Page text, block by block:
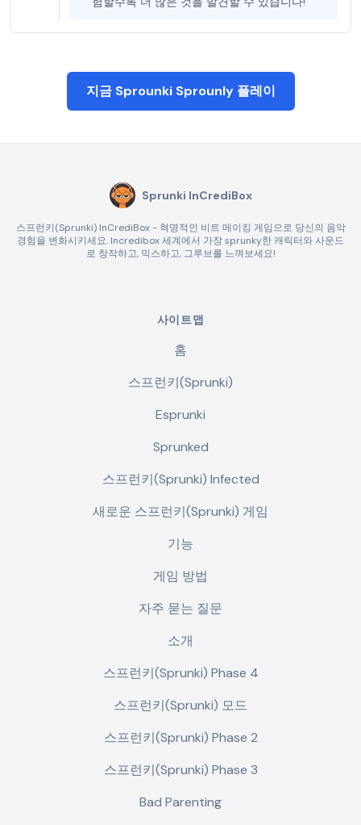
지금 Sprounki Sprounly 플레이
Sprunki InCrediBox
스프런키(Sprunki) InCrediBox - 혁명적인 비트 메이킹 게임으로 당신의 음악
경험을 변화시키세요. Incredibox 세계에서 가장 sprunky한 캐릭터와 사운드
로 창작하고, 믹스하고, 그루브를 느껴보세요!
사이트맵
홈
스프런키(Sprunki)
Esprunki
Sprunked
스프런키(Sprunki) Infected
새로운 스프런키(Sprunki) 게임
기능
게임 방법
자주 묻는 질문
소개
스프런키(Sprunki) Phase 4
스프런키(Sprunki) 모드
스프런키(Sprunki) Phase 2
스프런키(Sprunki) Phase 3
Bad Parenting